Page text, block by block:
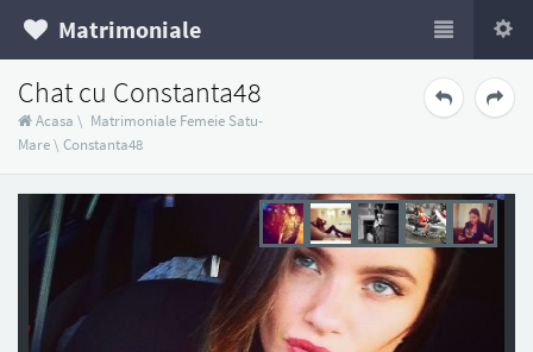
Matrimoniale
Chat cu Constanta48
Acasa \ Matrimoniale Femeie Satu-
Mare\ Constanta48